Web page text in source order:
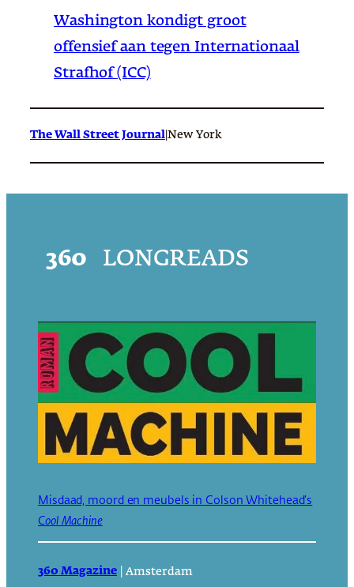
Washington kondigt groot
offensief aan tegen Internationaal
Strafhof (ICC)
The Wall Street Journal New York
360 LONGREADS
Misdaad, moord en meubels in Colson Whitehead’s
Cool Machine
360 Magazine Amsterdam